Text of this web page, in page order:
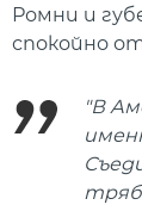
Ромни и
спокойно
"В